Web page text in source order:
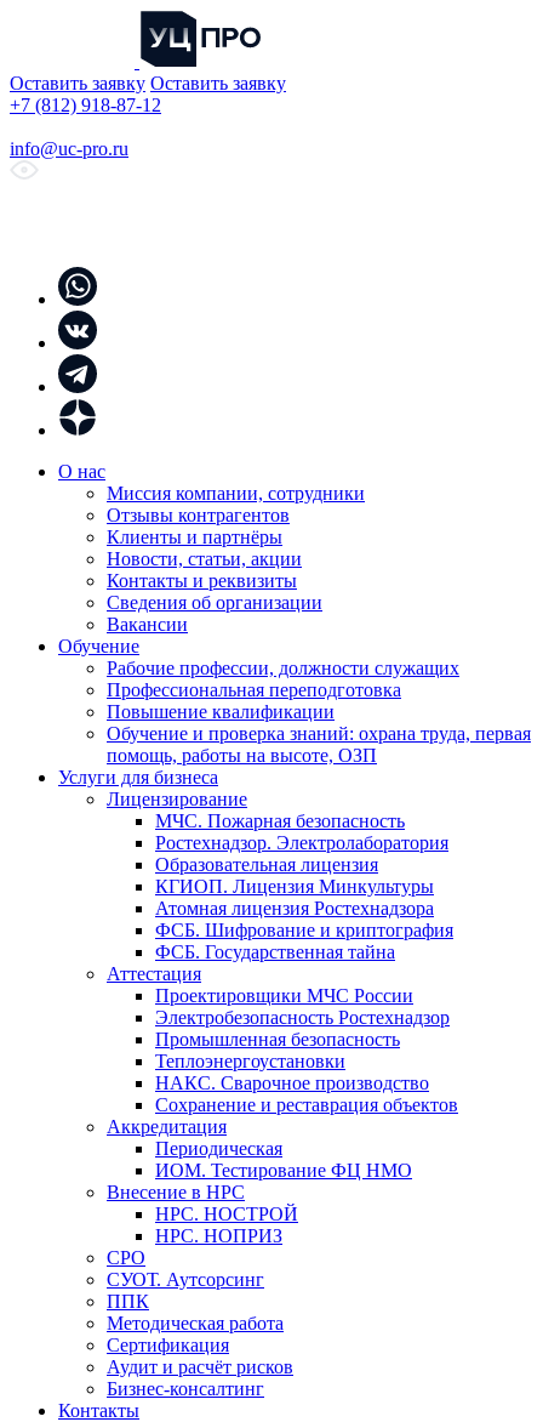
Оставить заявку Оставить заявку
+7 (812) 918-87-12
info@uc-pro.ru
О нас
Миссия компании, сотрудники
Отзывы контрагентов
Клиенты и партнёры
Новости, статьи, акции
Контакты и реквизиты
Сведения об организации
Вакансии
Обучение
Рабочие профессии, должности служащих
Профессиональная переподготовка
Повышение квалификации
Обучение и проверка знаний: охрана труда, первая
помощь, работы на высоте, ОЗП
Услуги для бизнеса
Лицензирование
МЧС. Пожарная безопасность
Ростехнадзор. Электролаборатория
Образовательная лицензия
КГИОП. Лицензия Минкультуры
Атомная лицензия Ростехнадзора
ФСБ. Шифрование и криптография
ФСБ. Государственная тайна
Аттестация
Проектировщики МЧС России
Электробезопасность Ростехнадзор
Промышленная безопасность
Теплоэнергоустановки
НАКС. Сварочное производство
Сохранение и реставрация объектов
Аккредитация
Периодическая
ИОМ. Тестирование ФЦ НМО
Внесение в НРС
НРС. НОСТРОЙ
НРС. НОПРИЗ
СРО
СУОТ. Аутсорсинг
ППК
Методическая работа
Сертификация
Аудит и расчёт рисков
Бизнес-консалтинг
Контакты